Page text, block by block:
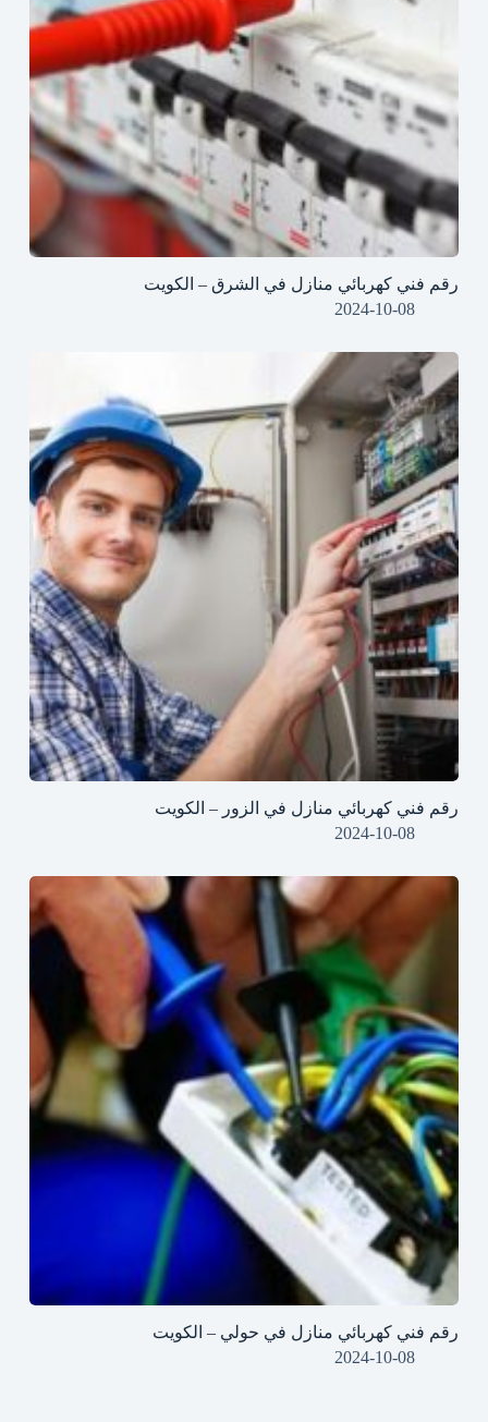
رقم فني كهربائي منازل في الشرق – الكويت
2024-10-08
رقم فني كهربائي منازل في الزور – الكويت
2024-10-08
رقم فني كهربائي منازل في حولي – الكويت
2024-10-08